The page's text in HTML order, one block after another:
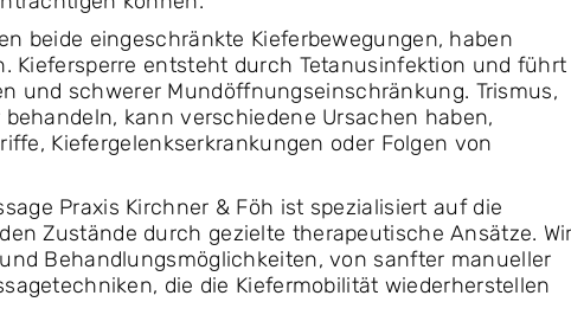
beide eingeschränkte Kieferbewegungen, haben
Kiefersperre entsteht durch Tetanusinfektion und führt
und schwerer Mundöffnungseinschränkung. Trismus,
kann verschiedene Ursachen haben,
Kiefergelenkserkrankungen oder Folgen von
Praxis Kirchner & Föh ist spezialisiert auf die
Zustände durch gezielte therapeutische Ansätze. Wir
Behandlungsmöglichkeiten, von sanfter manueller
die die Kiefermobilität wiederherstellen